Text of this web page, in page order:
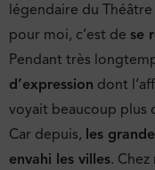
légendaire du
pour moi, c’est de se
Pendant très
d’expression dont
voyait beaucoup plus
Car depuis, les
envahi les villes.